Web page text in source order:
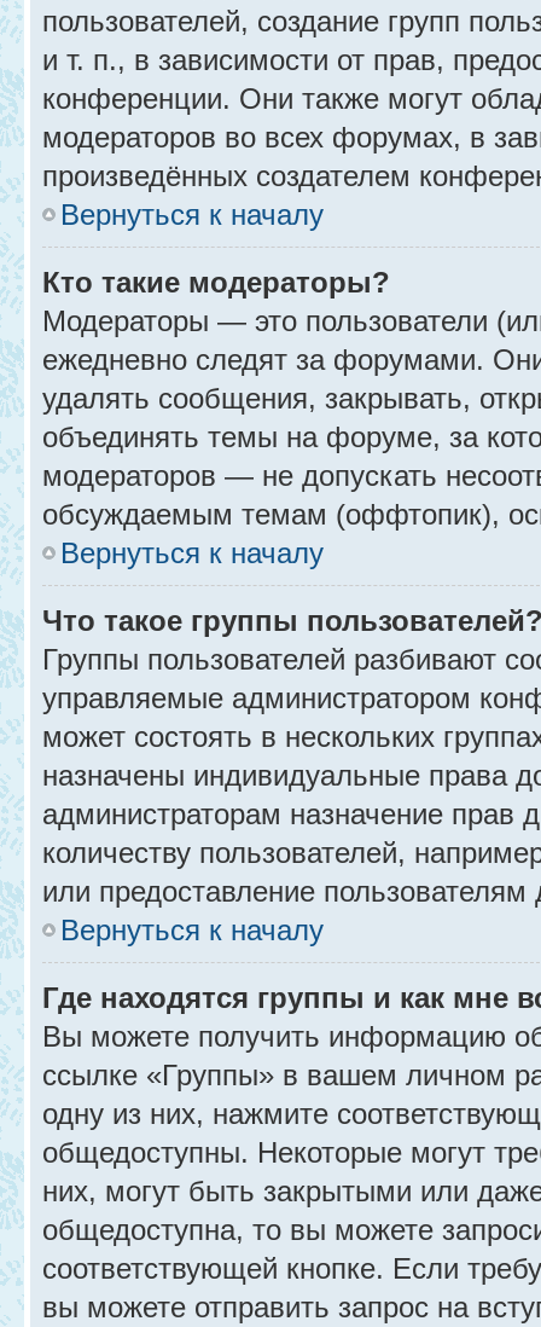
пользователей, создание групп
и т. п., в зависимости от прав,
конференции. Они также могут
модераторов во всех форумах, в
произведённых создателем
Вернуться к началу
Кто такие модераторы?
Модераторы — это пользователи
ежедневно следят за форумами.
удалять сообщения, закрывать,
объединять темы на форуме, за
модераторов — не допускать
обсуждаемым темам (оффтопик),
Вернуться к началу
Что такое группы
Группы пользователей разбивают
управляемые администратором
может состоять в нескольких
назначены индивидуальные права
администраторам назначение прав
количеству пользователей,
или предоставление
Вернуться к началу
Где находятся группы и как мне
Вы можете получить информацию
ссылке «Группы» в вашем личном
одну из них, нажмите
общедоступны. Некоторые могут
них, могут быть закрытыми или
общедоступна, то вы можете
соответствующей кнопке. Если
вы можете отправить запрос на